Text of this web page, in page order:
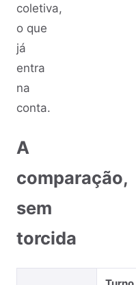
coletiva,
o que
já
entra
na
conta.
A
comparação,
sem
torcida